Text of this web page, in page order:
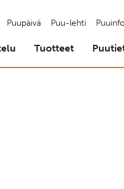
Puupäivä Puu-lehti
Tuotteet